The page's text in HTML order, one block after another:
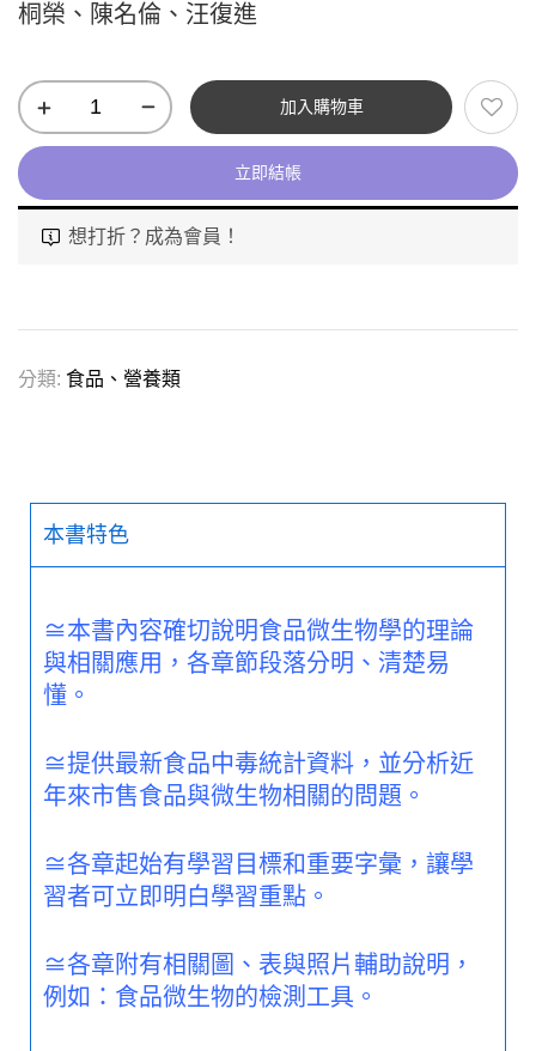
桐榮、陳名倫、汪復進
加入購物車
立即結帳
想打折？成為會員！
分類: 食品、營養類
本書特色
≅本書內容確切說明食品微生物學的理論
與相關應用，各章節段落分明、清楚易
懂。
≅提供最新食品中毒統計資料，並分析近
年來市售食品與微生物相關的問題。
≅各章起始有學習目標和重要字彙，讓學
習者可立即明白學習重點。
≅各章附有相關圖、表與照片輔助說明，
例如：食品微生物的檢測工具。